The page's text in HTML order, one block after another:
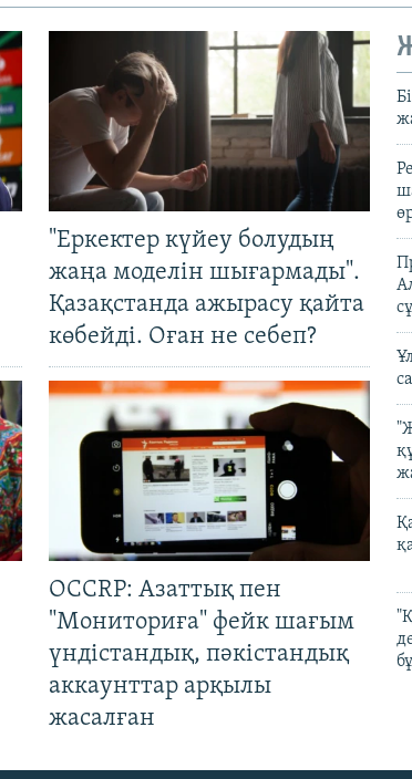
720p
"Еркектер күйеу болудың
жаңа моделін шығармады".
Қазақстанда ажырасу қайта
көбейді. Оған не себеп?
OCCRP: Азаттық пен
"Мониториға" фейк шағым
үндістандық, пәкістандық
аккаунттар арқылы
жасалған